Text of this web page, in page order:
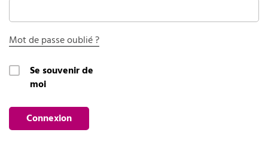
Mot de passe oublié ?
Se souvenir de
moi
Connexion